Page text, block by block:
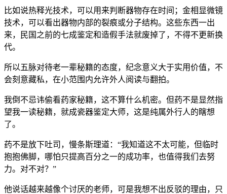
比如说热释光技术，可以用来判断器物存在时间；金相显微镜
技术，可以看出器物内部的裂痕或分子结构。这些东西一出
来，民国之前的七成鉴定和造假手法就废掉了，不得不更新换
代。
所以五脉对待老一辈秘籍的态度，纪念意义大于实用价值，不
会刻意藏私，在小范围内允许外人阅读与翻拍。
我倒不忌讳偷看药家秘籍，这不算什么机密。但药不是显然指
望我一读秘籍，就成瓷器鉴定大师，这是纯属外行人的瞎想
了。
药不是放下吐司，慢条斯理道：“我知道这不太可能，但临时
抱抱佛脚，哪怕只提高百分之一的成功率，也值得我们去努
力。对不对？”
他说话越来越像个讨厌的老师，可是我想不出反驳的理由，只